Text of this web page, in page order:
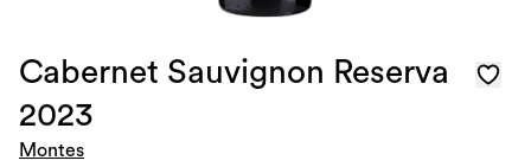
Cabernet Sauvignon Reserva
2023
Montes